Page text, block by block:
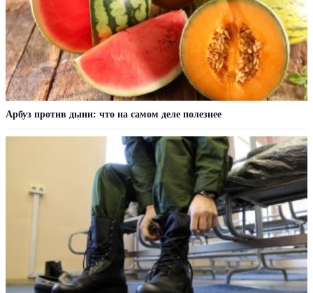
Арбуз против дыни: что на самом деле полезнее